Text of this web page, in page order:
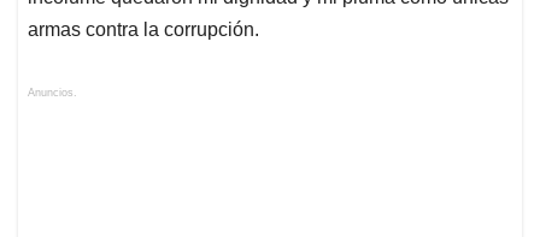
armas contra la corrupción.
Anuncios.